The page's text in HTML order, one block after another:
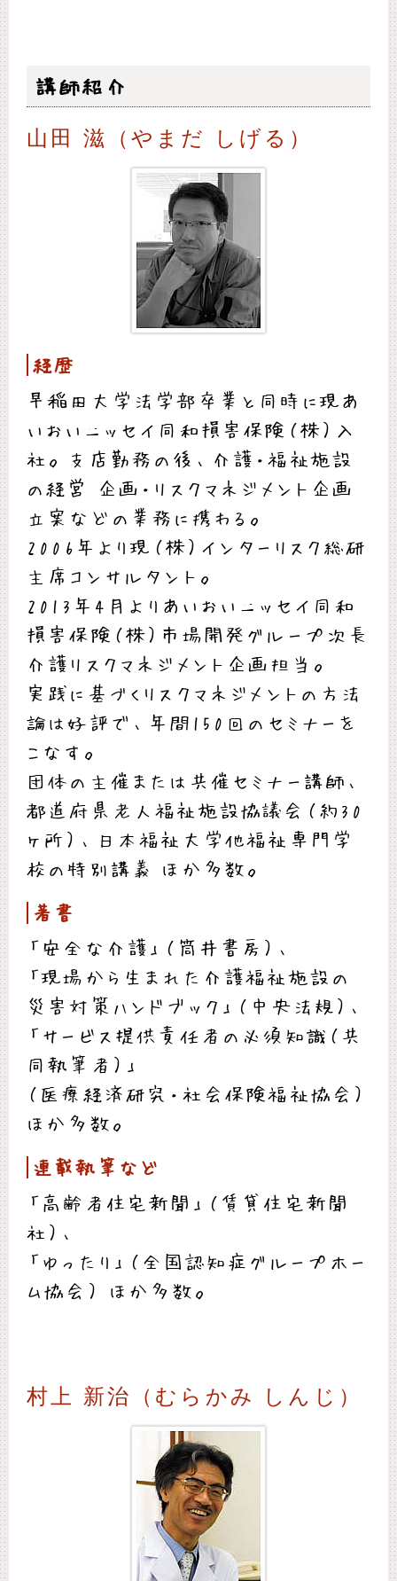
講師紹介
山田 滋（やまだ しげる）
経歴
早稲田大学法学部卒業と同時に現あ
いおいニッセイ同和損害保険（株）入
社。支店勤務の後、介護・福祉施設
の経営 企画・リスクマネジメント企画
立案などの業務に携わる。
2006年より現（株）インターリスク総研
主席コンサルタント。
2013年4月よりあいおいニッセイ同和
損害保険（株）市場開発グループ次長
介護リスクマネジメント企画担当。
実践に基づくリスクマネジメントの方法
論は好評で、年間150回のセミナーを
こなす。
団体の主催または共催セミナー講師、
都道府県老人福祉施設協議会（約30
ヶ所）、日本福祉大学他福祉専門学
校の特別講義 ほか多数。
著書
「安全な介護」（筒井書房）、
「現場から生まれた介護福祉施設の
災害対策ハンドブック」（中央法規）、
「サービス提供責任者の必須知識（共
同執筆者）」
（医療経済研究・社会保険福祉協会）
ほか多数。
連載執筆など
「高齢者住宅新聞」（賃貸住宅新聞
社）、
「ゆったり」（全国認知症グループホー
ム協会） ほか多数。
村上 新治（むらかみ しんじ）